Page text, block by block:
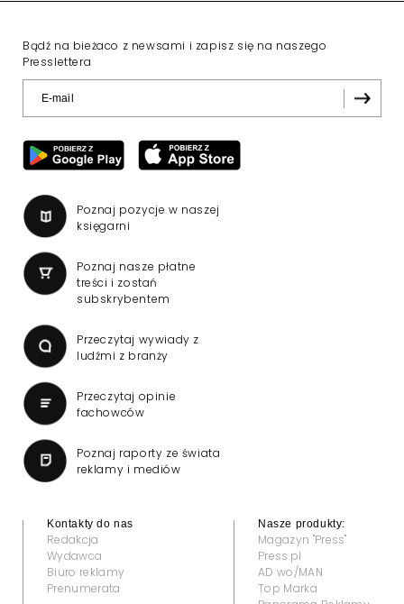
Bądź na bieżaco z newsami i zapisz się na naszego
Presslettera
Poznaj pozycje w naszej
księgarni
Poznaj nasze płatne
treści i zostań
subskrybentem
Przeczytaj wywiady z
ludźmi z branży
Przeczytaj opinie
fachowców
Poznaj raporty ze świata
reklamy i mediów
Kontakty do nas
Redakcja
Wydawca
Biuro reklamy
Prenumerata
Nasze produkty:
Magazyn "Press"
Press.pl
AD wo/MAN
Top Marka